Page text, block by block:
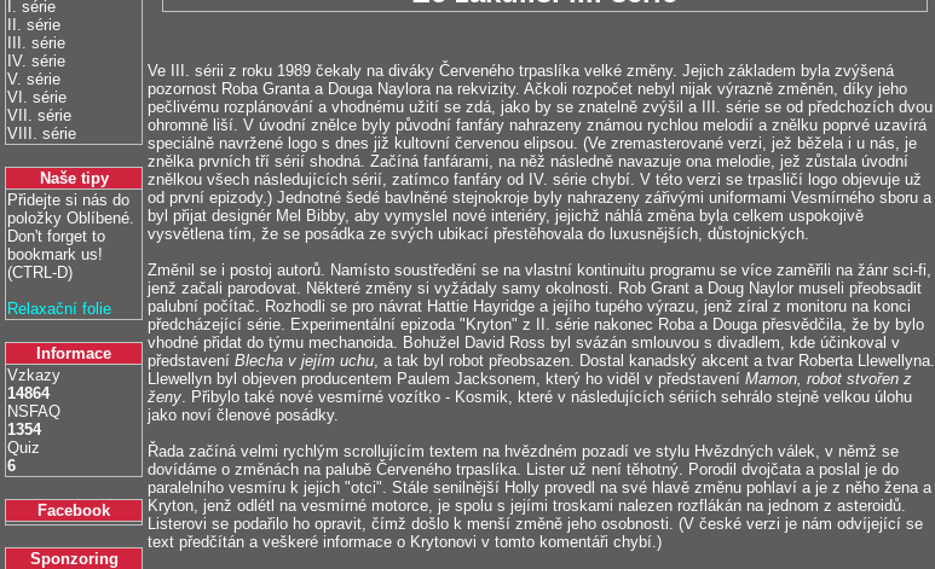
I. série
II. série
III. série
IV. série
V. série
VI. série
VII. série
VIII. série
Naše tipy
Přidejte si nás do
položky Oblíbené.
Don't forget to
bookmark us!
(CTRL-D)
Relaxační folie
Informace
Vzkazy
14864
NSFAQ
1354
Quiz
6
Facebook
Sponzoring
Ve III. sérii z roku 1989 čekaly na diváky Červeného trpaslíka velké změny. Jejich základem byla zvýšená
pozornost Roba Granta a Douga Naylora na rekvizity. Ačkoli rozpočet nebyl nijak výrazně změněn, díky jeho
pečlivému rozplánování a vhodnému užití se zdá, jako by se znatelně zvýšil a III. série se od předchozích dvou
ohromně liší. V úvodní znělce byly původní fanfáry nahrazeny známou rychlou melodií a znělku poprvé uzavírá
speciálně navržené logo s dnes již kultovní červenou elipsou. (Ve zremasterované verzi, jež běžela i u nás, je
znělka prvních tří sérií shodná. Začíná fanfárami, na něž následně navazuje ona melodie, jež zůstala úvodní
znělkou všech následujících sérií, zatímco fanfáry od IV. série chybí. V této verzi se trpasličí logo objevuje už
od první epizody.) Jednotné šedé bavlněné stejnokroje byly nahrazeny zářivými uniformami Vesmírného sboru a
byl přijat designér Mel Bibby, aby vymyslel nové interiéry, jejichž náhlá změna byla celkem uspokojivě
vysvětlena tím, že se posádka ze svých ubikací přestěhovala do luxusnějších, důstojnických.
Změnil se i postoj autorů. Namísto soustředění se na vlastní kontinuitu programu se více zaměřili na žánr sci-fi,
jenž začali parodovat. Některé změny si vyžádaly samy okolnosti. Rob Grant a Doug Naylor museli přeobsadit
palubní počítač. Rozhodli se pro návrat Hattie Hayridge a jejího tupého výrazu, jenž zíral z monitoru na konci
předcházející série. Experimentální epizoda "Kryton" z II. série nakonec Roba a Douga přesvědčila, že by bylo
vhodné přidat do týmu mechanoida. Bohužel David Ross byl svázán smlouvou s divadlem, kde účinkoval v
představení Blecha v jejím uchu, a tak byl robot přeobsazen. Dostal kanadský akcent a tvar Roberta Llewellyna.
Llewellyn byl objeven producentem Paulem Jacksonem, který ho viděl v představení Mamon, robot stvořen z
ženy. Přibylo také nové vesmírné vozítko - Kosmik, které v následujících sériích sehrálo stejně velkou úlohu
jako noví členové posádky.
Řada začíná velmi rychlým scrollujícím textem na hvězdném pozadí ve stylu Hvězdných válek, v němž se
dovídáme o změnách na palubě Červeného trpaslíka. Lister už není těhotný. Porodil dvojčata a poslal je do
paralelního vesmíru k jejich "otci". Stále senilnější Holly provedl na své hlavě změnu pohlaví a je z něho žena a
Kryton, jenž odlétl na vesmírné motorce, je spolu s jejími troskami nalezen rozflákán na jednom z asteroidů.
Listerovi se podařilo ho opravit, čímž došlo k menší změně jeho osobnosti. (V české verzi je nám odvíjející se
text předčítán a veškeré informace o Krytonovi v tomto komentáři chybí.)